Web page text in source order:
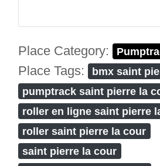
Place Category:
Place Tags:
bmx saint
pumptrack saint pierre la
roller en ligne saint pierre
roller saint pierre la cour
saint pierre la cour